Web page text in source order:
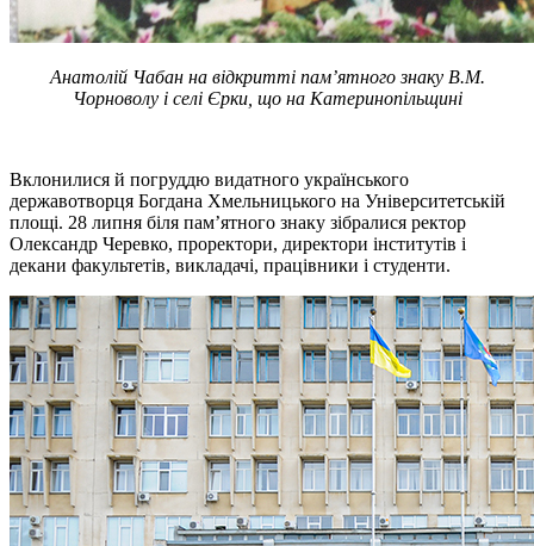
Анатолій Чабан на відкритті пам’ятного знаку В.М.
Чорноволу і селі Єрки, що на Катеринопільщині
Вклонилися й погруддю видатного українського
державотворця Богдана Хмельницького на Університетській
площі. 28 липня біля пам’ятного знаку зібралися ректор
Олександр Черевко, проректори, директори інститутів і
декани факультетів, викладачі, працівники і студенти.